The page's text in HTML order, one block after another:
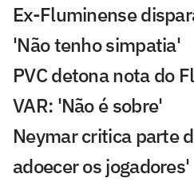
Ex-Fluminense
'Não tenho simpatia'
PVC detona nota do
VAR: 'Não é sobre'
Neymar critica parte
adoecer os jogadores'